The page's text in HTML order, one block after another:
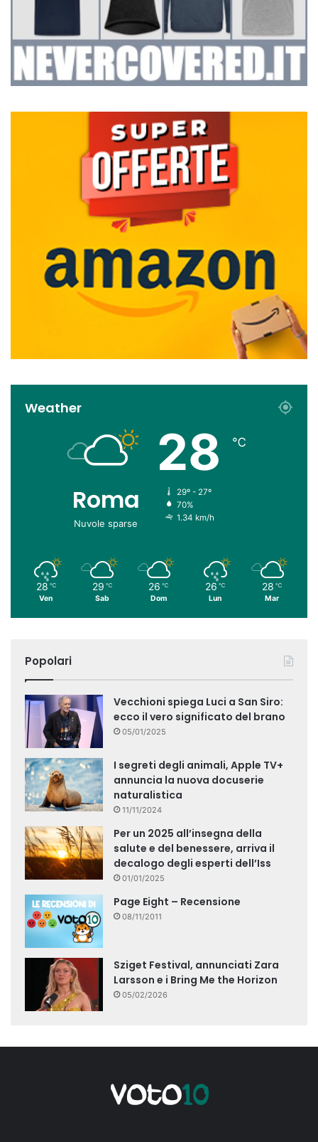
Weather
Roma
Nuvole sparse
28 ℃
29º - 27º
70%
1.34 km/h
28 ℃
Ven
29 ℃
Sab
26 ℃
Dom
26 ℃
Lun
28 ℃
Mar
Popolari
Vecchioni spiega Luci a San Siro:
ecco il vero significato del brano
05/01/2025
I segreti degli animali, Apple TV+
annuncia la nuova docuserie
naturalistica
11/11/2024
Per un 2025 all’insegna della
salute e del benessere, arriva il
decalogo degli esperti dell’Iss
01/01/2025
Page Eight – Recensione
08/11/2011
Sziget Festival, annunciati Zara
Larsson e i Bring Me the Horizon
05/02/2026